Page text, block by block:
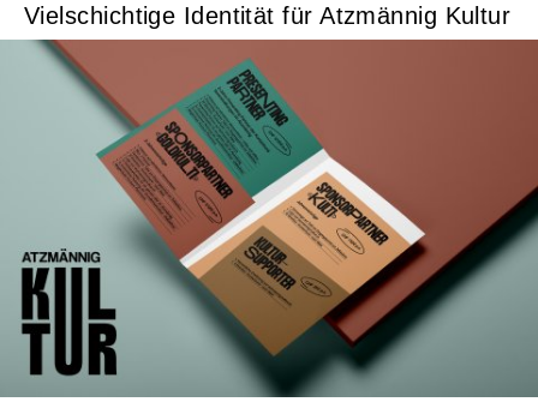
Vielschichtige Identität für Atzmännig Kultur